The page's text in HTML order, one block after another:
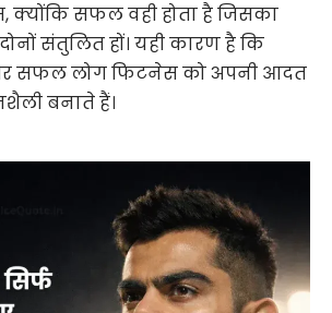
क्योंकि सफल वही होता है जिसका
संतुलित हों। यही कारण है कि
सफल लोग फिटनेस को अपनी आदत
बनाते हैं।